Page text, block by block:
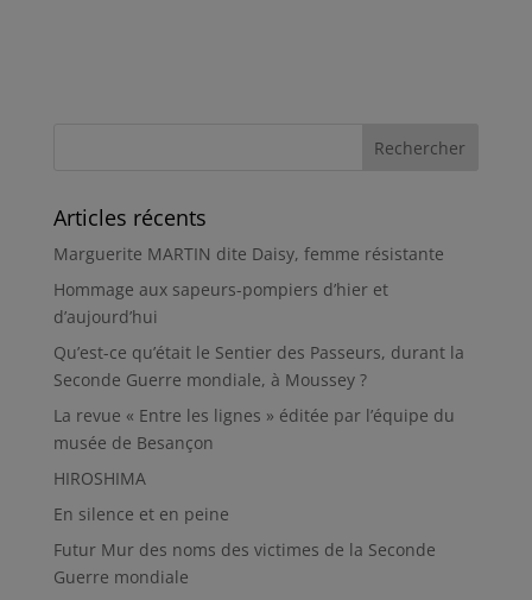
Articles récents
Marguerite MARTIN dite Daisy, femme résistante
Hommage aux sapeurs-pompiers d’hier et
d’aujourd’hui
Qu’est-ce qu’était le Sentier des Passeurs, durant la
Seconde Guerre mondiale, à Moussey ?
La revue « Entre les lignes » éditée par l’équipe du
musée de Besançon
HIROSHIMA
En silence et en peine
Futur Mur des noms des victimes de la Seconde
Guerre mondiale